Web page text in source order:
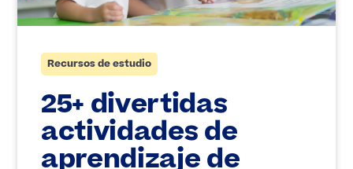
Recursos de estudio
25+ divertidas
actividades de
aprendizaje de